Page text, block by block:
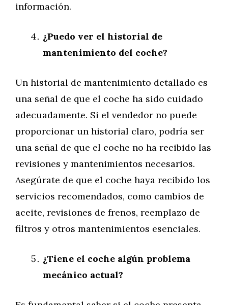
información.
¿Puedo ver el historial de
mantenimiento del coche?
Un historial de mantenimiento detallado es
una señal de que el coche ha sido cuidado
adecuadamente. Si el vendedor no puede
proporcionar un historial claro, podría ser
una señal de que el coche no ha recibido las
revisiones y mantenimientos necesarios.
Asegúrate de que el coche haya recibido los
servicios recomendados, como cambios de
aceite, revisiones de frenos, reemplazo de
filtros y otros mantenimientos esenciales.
¿Tiene el coche algún problema
mecánico actual?